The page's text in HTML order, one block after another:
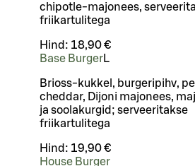
chipotle-majonees,
friikartulitega
Hind: 18,90 €
Base BurgerL
Brioss-kukkel, burgeripihv,
cheddar, Dijoni majonees,
ja soolakurgid; serveeritakse
friikartulitega
Hind: 19,90 €
House Burger